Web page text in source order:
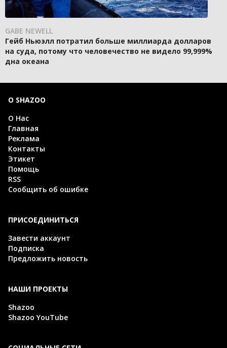
GABE NEWELL
Гейб Ньюэлл потратил больше миллиарда долларов
на суда, потому что человечество не видело 99,999%
дна океана
О SHAZOO
О Нас
Главная
Реклама
Контакты
Этикет
Помощь
RSS
Сообщить об ошибке
ПРИСОЕДИНИТЬСЯ
Завести аккаунт
Подписка
Предложить новость
НАШИ ПРОЕКТЫ
Shazoo
Shazoo YouTube